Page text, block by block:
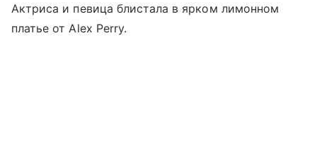
Актриса и певица блистала в ярком лимонном
платье от Alex Perry.